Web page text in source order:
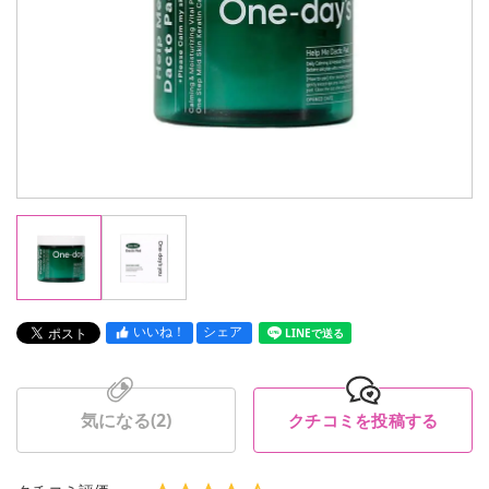
いいね！ シェア LINEで送る
気になる(2) クチコミを投稿する